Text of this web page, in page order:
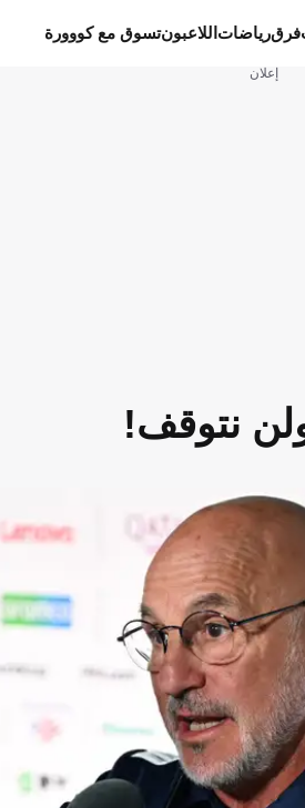
فرقرياضات اللاعبونتسوق مع كووورة
إعلان
نتوقف!